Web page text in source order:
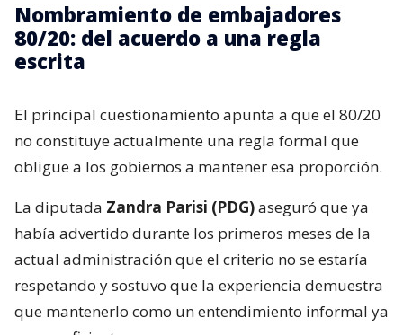
Nombramiento de embajadores
80/20: del acuerdo a una regla
escrita
El principal cuestionamiento apunta a que el 80/20
no constituye actualmente una regla formal que
obligue a los gobiernos a mantener esa proporción.
La diputada Zandra Parisi (PDG)aseguró que ya
había advertido durante los primeros meses de la
actual administración que el criterio no se estaría
respetando y sostuvo que la experiencia demuestra
que mantenerlo como un entendimiento informal ya